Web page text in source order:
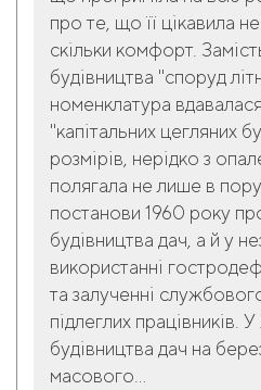
про те, що її цікавила
скільки комфорт.
будівництва "споруд
номенклатура
"капітальних цегляних
розмірів, нерідко з
полягала не лише в
постанови 1960 року
будівництва дач, а й у
використанні
та залученні
підлеглих працівників.
будівництва дач на
масового...